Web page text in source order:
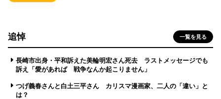
追悼 一覧を見る
長崎市出身・平和訴えた美輪明宏さん死去 ラストメッセージでも
訴え「愛があれば 戦争なんか起こりません」
つげ義春さんと白土三平さん カリスマ漫画家、二人の「違い」と
は？